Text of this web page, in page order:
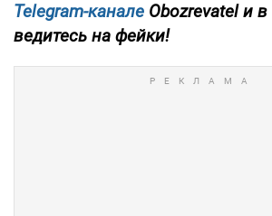
Telegram-канале Obozrevatel и в
ведитесь на фейки!